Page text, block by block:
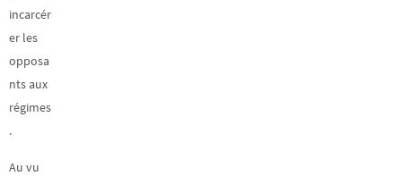
incarcér
er les
opposa
nts aux
régimes
.
Au vu